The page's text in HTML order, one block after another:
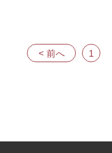
< 前へ 1